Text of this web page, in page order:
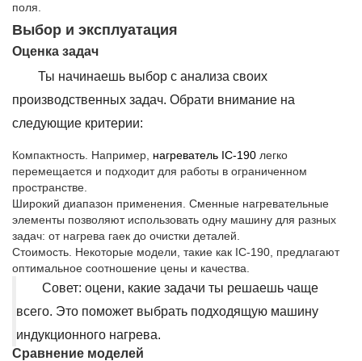
поля.
Выбор и эксплуатация
Оценка задач
Ты начинаешь выбор с анализа своих
производственных задач. Обрати внимание на
следующие критерии:
Компактность. Например, нагреватель IC-190 легко
перемещается и подходит для работы в ограниченном
пространстве.
Широкий диапазон применения. Сменные нагревательные
элементы позволяют использовать одну машину для разных
задач: от нагрева гаек до очистки деталей.
Стоимость. Некоторые модели, такие как IC-190, предлагают
оптимальное соотношение цены и качества.
Совет: оцени, какие задачи ты решаешь чаще
всего. Это поможет выбрать подходящую машину
индукционного нагрева.
Сравнение моделей